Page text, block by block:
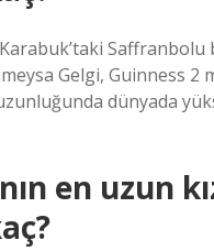
Saffranbolu
Gelgi, Guinness 2
dünyada
en uzun